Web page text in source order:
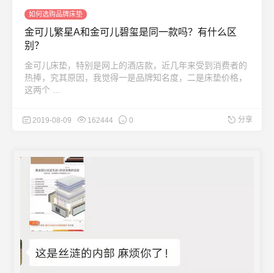
如何选购品牌床垫
金可儿繁星A和金可儿碧玺是同一款吗？有什么区
别？
金可儿床垫，特别是网上的酒店款，近几年来受到消费者的
热捧，究其原因，我觉得一是品牌知名度，二是床垫价格，
这两个 ...
2019-08-09 162444 0 分享